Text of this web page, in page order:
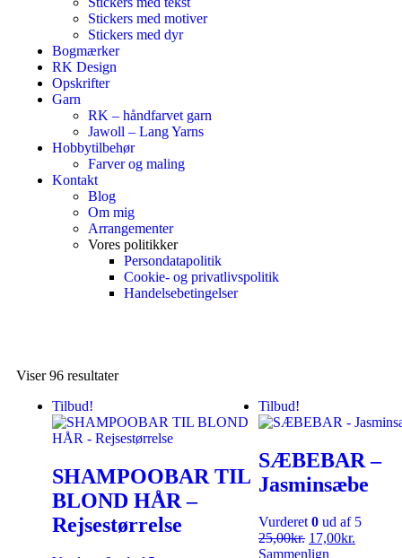
Stickers med motiver
Stickers med dyr
Bogmærker
RK Design
Opskrifter
Garn
RK – håndfarvet garn
Jawoll – Lang Yarns
Hobbytilbehør
Farver og maling
Kontakt
Blog
Om mig
Arrangementer
Vores politikker
Persondatapolitik
Cookie- og privatlivspolitik
Handelsebetingelser
Viser 96 resultater
Tilbud!
SHAMPOOBAR TIL
BLOND HÅR –
Rejsestørrelse
Tilbud!
SÆBEBAR –
Jasminsæbe
Vurderet0 ud af 5
25,00kr. 17,00kr.
Sammenlign